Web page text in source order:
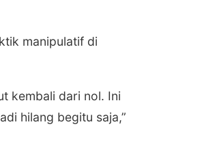
manipulatif di
kembali dari nol. Ini
hilang begitu saja,”